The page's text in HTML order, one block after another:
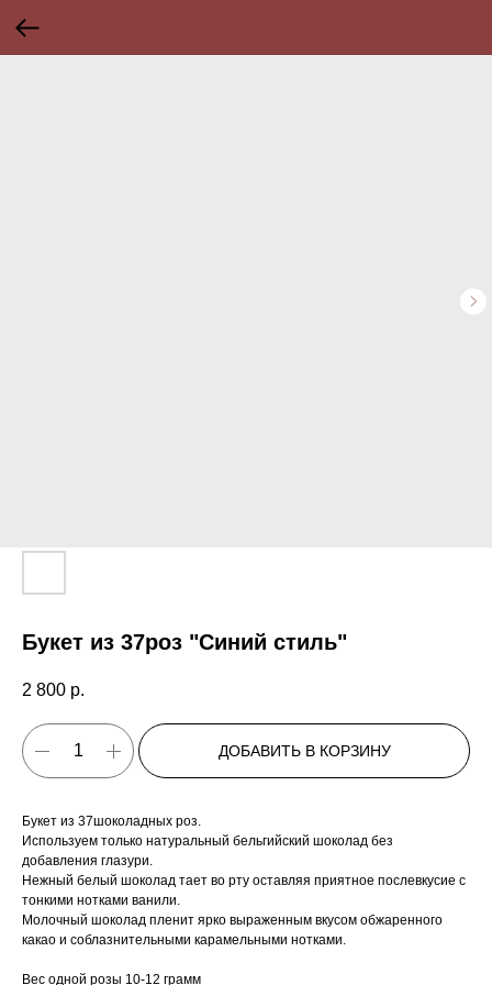
Букет из 37роз "Синий стиль"
2 800 р.
ДОБАВИТЬ В КОРЗИНУ
Букет из 37шоколадных роз.
Используем только натуральный бельгийский шоколад без
добавления глазури.
Нежный белый шоколад тает во рту оставляя приятное послевкусие с
тонкими нотками ванили.
Молочный шоколад пленит ярко выраженным вкусом обжаренного
какао и соблазнительными карамельными нотками.
Вес одной розы 10-12 грамм